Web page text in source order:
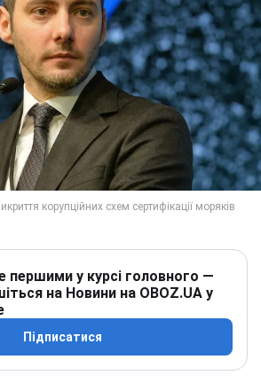
першими у курсі головного —
на Новини на OBOZ.UA у
Підписатися